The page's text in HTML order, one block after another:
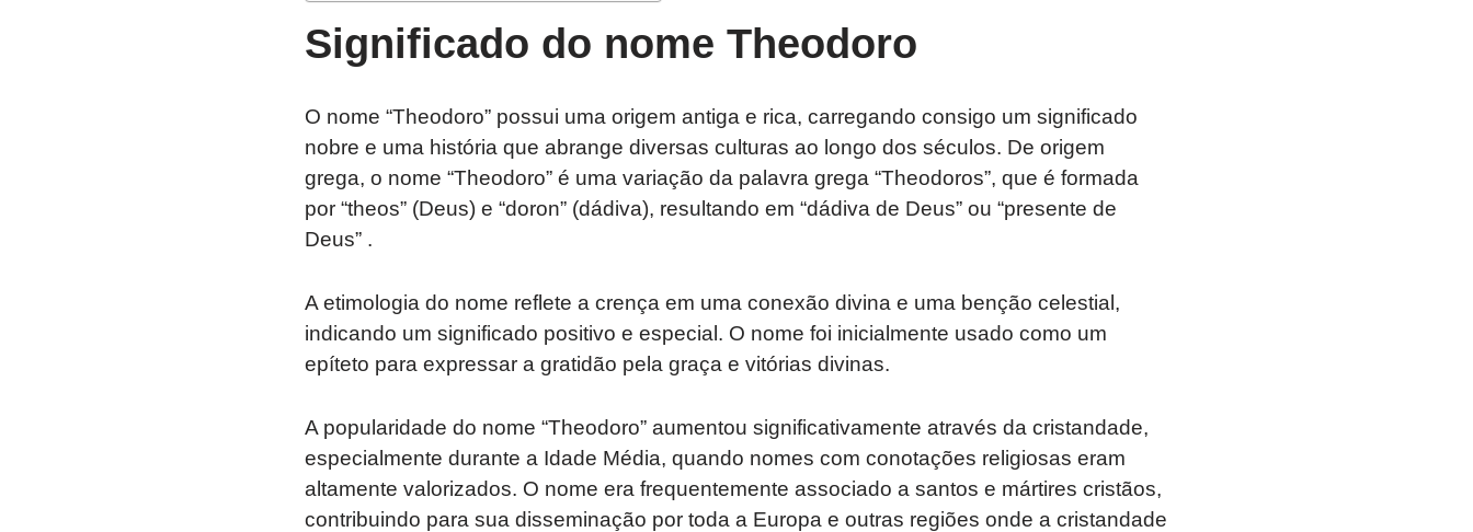
Significado do nome Theodoro
O nome “Theodoro” possui uma origem antiga e rica, carregando consigo um significado
nobre e uma história que abrange diversas culturas ao longo dos séculos. De origem
grega, o nome “Theodoro” é uma variação da palavra grega “Theodoros”, que é formada
por “theos” (Deus) e “doron” (dádiva), resultando em “dádiva de Deus” ou “presente de
Deus” .
A etimologia do nome reflete a crença em uma conexão divina e uma benção celestial,
indicando um significado positivo e especial. O nome foi inicialmente usado como um
epíteto para expressar a gratidão pela graça e vitórias divinas.
A popularidade do nome “Theodoro” aumentou significativamente através da cristandade,
especialmente durante a Idade Média, quando nomes com conotações religiosas eram
altamente valorizados. O nome era frequentemente associado a santos e mártires cristãos,
contribuindo para sua disseminação por toda a Europa e outras regiões onde a cristandade